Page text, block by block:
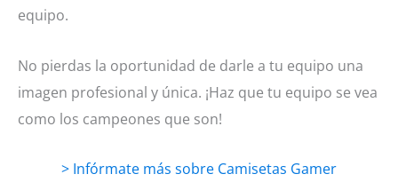
equipo.
No pierdas la oportunidad de darle a tu equipo una
imagen profesional y única. ¡Haz que tu equipo se vea
como los campeones que son!
> Infórmate más sobre Camisetas Gamer